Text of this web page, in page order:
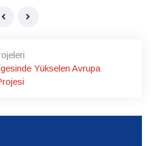
Yükselen Avrupa